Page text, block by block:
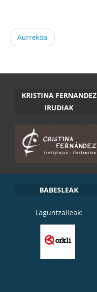
Aurrekoa
KRISTINA FERNANDEZ
IRUDIAK
BABESLEAK
Laguntzaileak: